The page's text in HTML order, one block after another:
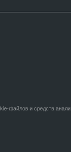
файлов и средств